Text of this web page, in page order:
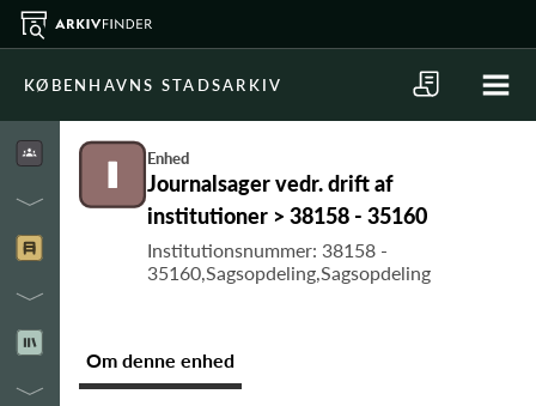
KØBENHAVNS STADSARKIV
Enhed
Journalsager vedr. drift af
institutioner > 38158 - 35160
Institutionsnummer: 38158 -
35160,Sagsopdeling,Sagsopdeling
Om denne enhed